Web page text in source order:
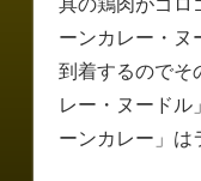
ーンカレー・ヌ
到着するのでそ
レー・ヌードル
ーンカレー」は